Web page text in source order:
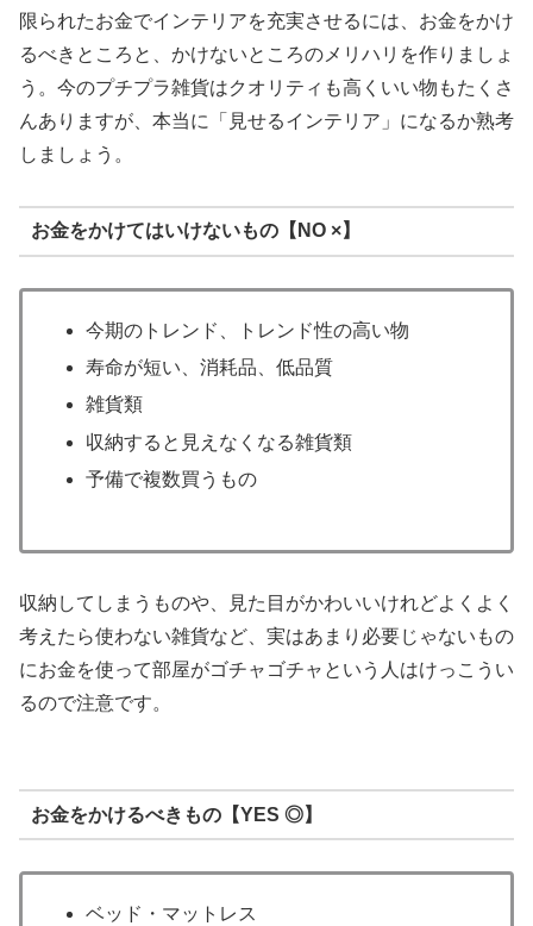
限られたお金でインテリアを充実させるには、お金をかけ
るべきところと、かけないところのメリハリを作りましょ
う。今のプチプラ雑貨はクオリティも高くいい物もたくさ
んありますが、本当に「見せるインテリア」になるか熟考
しましょう。
お金をかけてはいけないもの【NO ×】
今期のトレンド、トレンド性の高い物
寿命が短い、消耗品、低品質
雑貨類
収納すると見えなくなる雑貨類
予備で複数買うもの
収納してしまうものや、見た目がかわいいけれどよくよく
考えたら使わない雑貨など、実はあまり必要じゃないもの
にお金を使って部屋がゴチャゴチャという人はけっこうい
るので注意です。
お金をかけるべきもの【YES ◎】
ベッド・マットレス